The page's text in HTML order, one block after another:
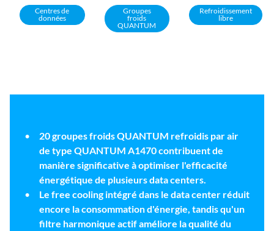
Centres de
données
Groupes
froids
QUANTUM
Refroidissement
libre
20 groupes froids QUANTUM refroidis par air
de type QUANTUM A1470 contribuent de
manière significative à optimiser l'efficacité
énergétique de plusieurs data centers.
Le free cooling intégré dans le data center réduit
encore la consommation d'énergie, tandis qu'un
filtre harmonique actif améliore la qualité du